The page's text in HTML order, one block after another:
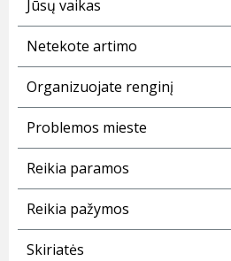
Jūsų vaikas
Netekote artimo
Organizuojate renginį
Problemos mieste
Reikia paramos
Reikia pažymos
Skiriatės